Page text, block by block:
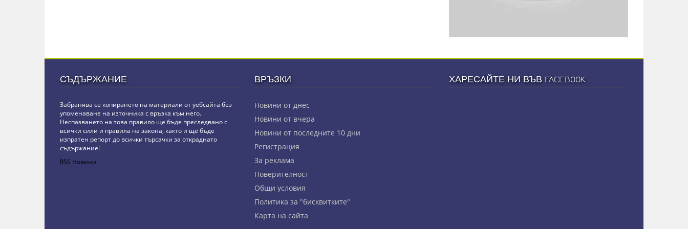
СЪДЪРЖАНИЕ
Забранява се копирането на материали от уебсайта без
упоменаване на източника с връзка към него.
Неспазването на това правило ще бъде преследвано с
всички сили и правила на закона, както и ще бъде
изпратен репорт до всички търсачки за откраднато
съдържание!
RSS Новини
ВРЪЗКИ
Новини от днес
Новини от вчера
Новини от последните 10 дни
Регистрация
За реклама
Πoвepитeлнocт
Общи условия
Политика за "бисквитките"
Карта на сайта
ХАРЕСАЙТЕ НИ ВЪВ FACEBOOK